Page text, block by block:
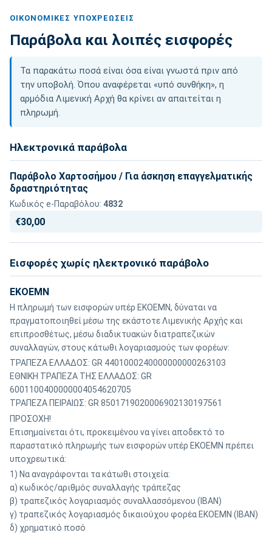
ΟΙΚΟΝΟΜΙΚΈΣ ΥΠΟΧΡΕΏΣΕΙΣ
Παράβολα και λοιπές εισφορές
Τα παρακάτω ποσά είναι όσα είναι γνωστά πριν από
την υποβολή. Όπου αναφέρεται «υπό συνθήκη», η
αρμόδια Λιμενική Αρχή θα κρίνει αν απαιτείται η
πληρωμή.
Ηλεκτρονικά παράβολα
Παράβολο Χαρτοσήμου / Για άσκηση επαγγελματικής
δραστηριότητας
Κωδικός e-Παραβόλου: 4832
€30,00
Εισφορές χωρίς ηλεκτρονικό παράβολο
ΕΚΟΕΜΝ
Η πληρωμή των εισφορών υπέρ ΕΚΟΕΜΝ, δύναται να
πραγματοποιηθεί μέσω της εκάστοτε Λιμενικής Αρχής και
επιπροσθέτως, μέσω διαδικτυακών διατραπεζικών
συναλλαγών, στους κάτωθι λογαριασμούς των φορέων:
ΤΡΑΠΕΖΑ ΕΛΛΑΔΟΣ: GR 4401000240000000000263103
ΕΘΝΙΚΗ ΤΡΑΠΕΖΑ ΤΗΣ ΕΛΛΑΔΟΣ: GR
6001100400000004054620705
ΤΡΑΠΕΖΑ ΠΕΙΡΑΙΩΣ: GR 8501719020006902130197561
ΠΡΟΣΟΧΗ!
Επισημαίνεται ότι, προκειμένου να γίνει αποδεκτό το
παραστατικό πληρωμής των εισφορών υπέρ ΕΚΟΕΜΝ πρέπει
υποχρεωτικά:
1) Να αναγράφονται τα κάτωθι στοιχεία:
α) κωδικός/αριθμός συναλλαγής τράπεζας
β) τραπεζικός λογαριασμός συναλλασσόμενου (IBAN)
γ) τραπεζικός λογαριασμός δικαιούχου φορέα ΕΚΟΕΜΝ (IBAN)
δ) χρηματικό ποσό